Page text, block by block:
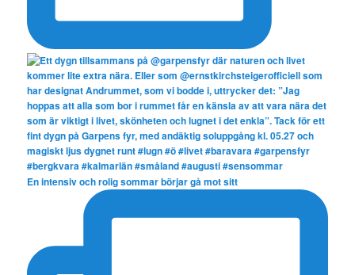
En intensiv och rolig sommar börjar gå mot sitt